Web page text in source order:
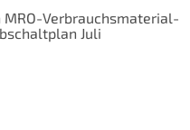
Verbrauchsmaterial-
Juli